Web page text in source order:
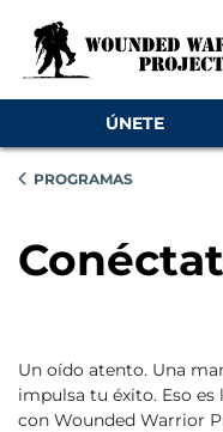
ÚNETE
PROGRAMAS
Un oído atento. Una
impulsa tu éxito. Eso
con Wounded Warrior